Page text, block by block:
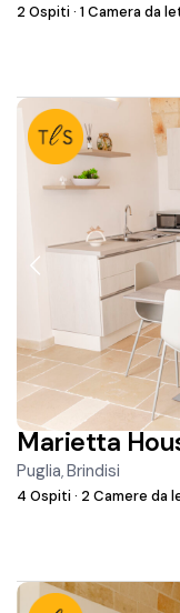
2 Ospiti· 1 Camera da
Marietta
Puglia,Brindisi
4 Ospiti· 2 Camere da